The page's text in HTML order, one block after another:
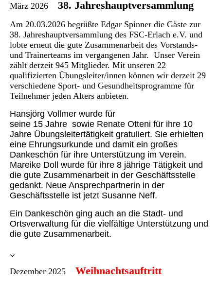
März 2026 38. Jahreshauptversammlung
Am 20.03.2026 begrüßte Edgar Spinner die Gäste zur
38. Jahreshauptversammlung des FSC-Erlach e.V. und
lobte erneut die gute Zusammenarbeit des Vorstands-
und Trainerteams im vergangenen Jahr. Unser Verein
zählt derzeit 945 Mitglieder. Mit unseren 22
qualifizierten Übungsleiter/innen können wir derzeit 29
verschiedene Sport- und Gesundheitsprogramme für
Teilnehmer jeden Alters anbieten.
Hansjörg Vollmer wurde für
seine 15 Jahre sowie Renate Otteni für ihre 10
Jahre Übungsleitertätigkeit gratuliert. Sie erhielten
eine Ehrungsurkunde und damit ein großes
Dankeschön für ihre Unterstützung im Verein.
Mareike Doll wurde für ihre 8 jährige Tätigkeit und
die gute Zusammenarbeit in der Geschäftsstelle
gedankt. Neue Ansprechpartnerin in der
Geschäftsstelle ist jetzt Susanne Neff.
Ein Dankeschön ging auch an die Stadt- und
Ortsverwaltung für die vielfältige Unterstützung und
die gute Zusammenarbeit.
Dezember 2025 Weihnachtsauftritt